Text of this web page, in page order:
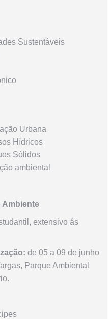
Sustentáveis
Urbana
Hídricos
Sólidos
ambiental
Ambiente
extensivo ás
de 05 a 09 de junho
Parque Ambiental